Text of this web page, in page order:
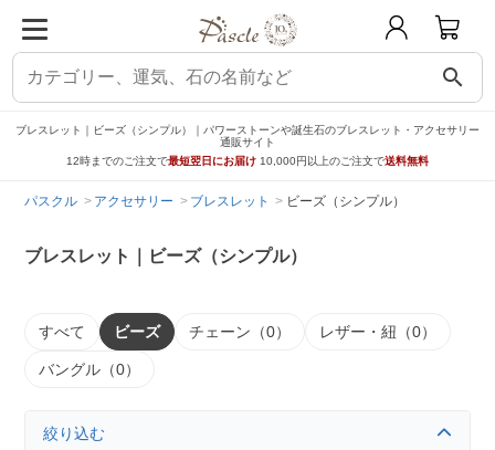
search
ブレスレット｜ビーズ（シンプル）｜パワーストーンや誕生石のブレスレット・アクセサリー
通販サイト
12時までのご注文で最短翌日にお届け 10,000円以上のご注文で送料無料
パスクル アクセサリー ブレスレット ビーズ（シンプル）
ブレスレット｜ビーズ（シンプル）
すべて ビーズ チェーン（0） レザー・紐（0）
バングル（0）
絞り込む